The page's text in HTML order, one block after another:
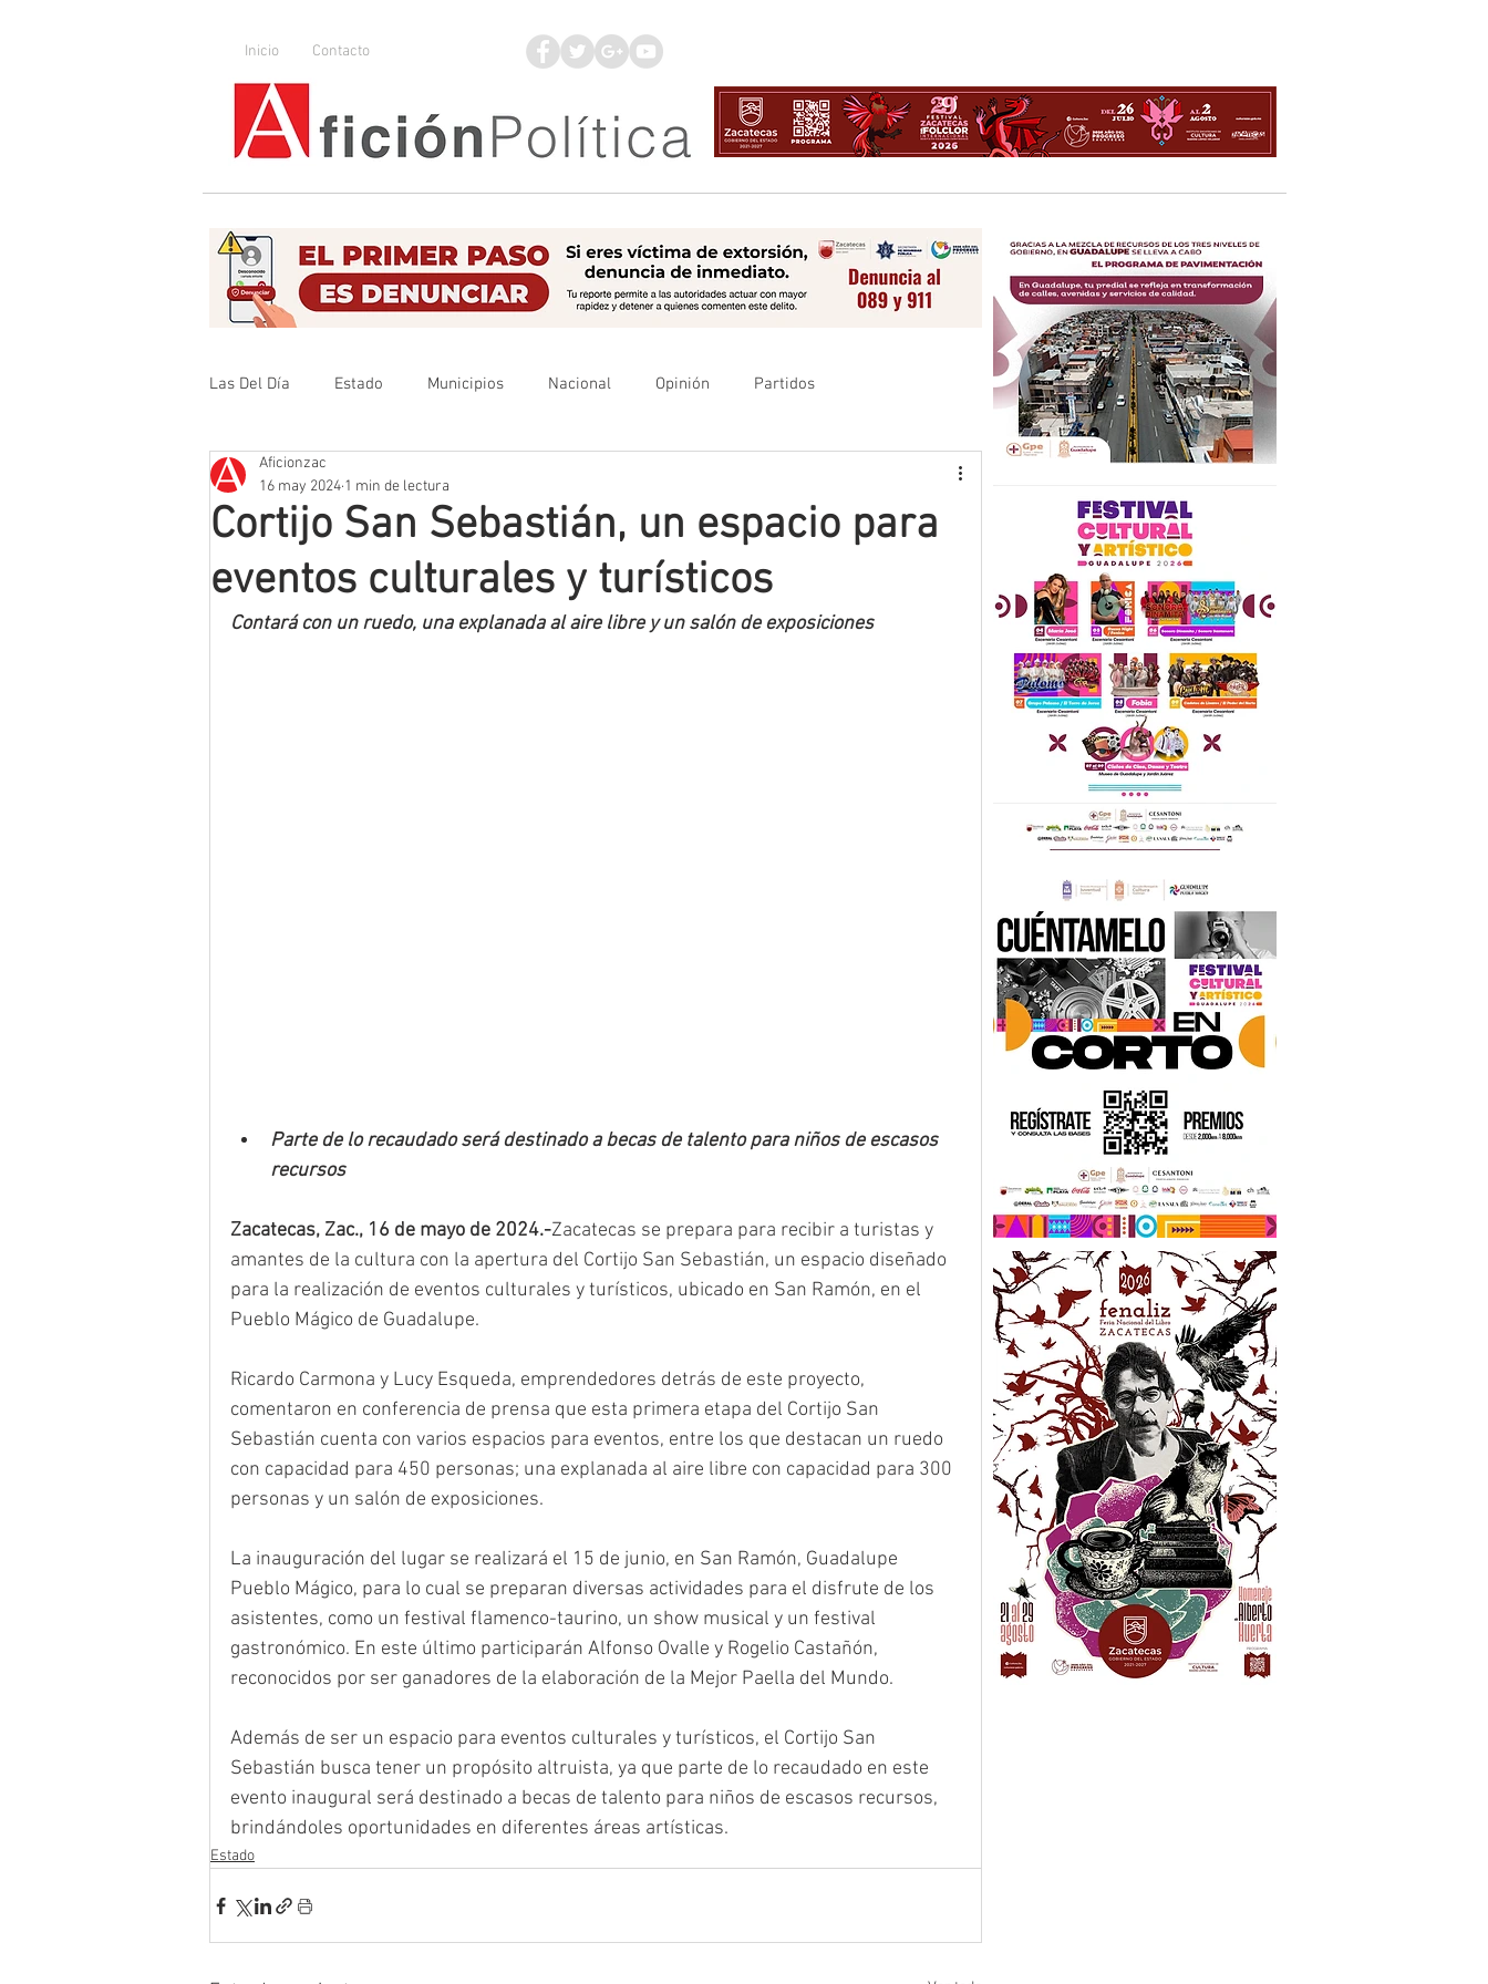
Inicio Contacto
Las Del Día Estado Municipios Nacional Opinión Partidos
Que no se olvide
Mineros LNBP
Cortijo San Sebastián, un espacio para
eventos culturales y turísticos
Aficionzac
16 may 2024 1 min de lectura
Contará con un ruedo, una explanada al aire libre y un salón de exposiciones
Parte de lo recaudado será destinado a becas de talento para niños de escasos
recursos
Zacatecas, Zac., 16 de mayo de 2024.-Zacatecas se prepara para recibir a turistas y
amantes de la cultura con la apertura del Cortijo San Sebastián, un espacio diseñado
para la realización de eventos culturales y turísticos, ubicado en San Ramón, en el
Pueblo Mágico de Guadalupe.
Ricardo Carmona y Lucy Esqueda, emprendedores detrás de este proyecto,
comentaron en conferencia de prensa que esta primera etapa del Cortijo San
Sebastián cuenta con varios espacios para eventos, entre los que destacan un ruedo
con capacidad para 450 personas; una explanada al aire libre con capacidad para 300
personas y un salón de exposiciones.
La inauguración del lugar se realizará el 15 de junio, en San Ramón, Guadalupe
Pueblo Mágico, para lo cual se preparan diversas actividades para el disfrute de los
asistentes, como un festival flamenco-taurino, un show musical y un festival
gastronómico. En este último participarán Alfonso Ovalle y Rogelio Castañón,
reconocidos por ser ganadores de la elaboración de la Mejor Paella del Mundo.
Además de ser un espacio para eventos culturales y turísticos, el Cortijo San
Sebastián busca tener un propósito altruista, ya que parte de lo recaudado en este
evento inaugural será destinado a becas de talento para niños de escasos recursos,
brindándoles oportunidades en diferentes áreas artísticas.
Estado